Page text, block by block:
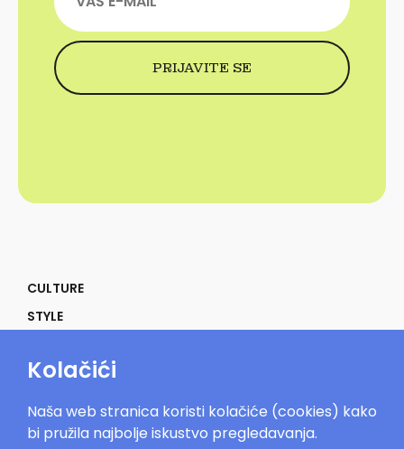
CULTURE
STYLE
POWER
IN THE MOOD
Kolačići
Naša web stranica koristi kolačiće (cookies) kako
bi pružila najbolje iskustvo pregledavanja.